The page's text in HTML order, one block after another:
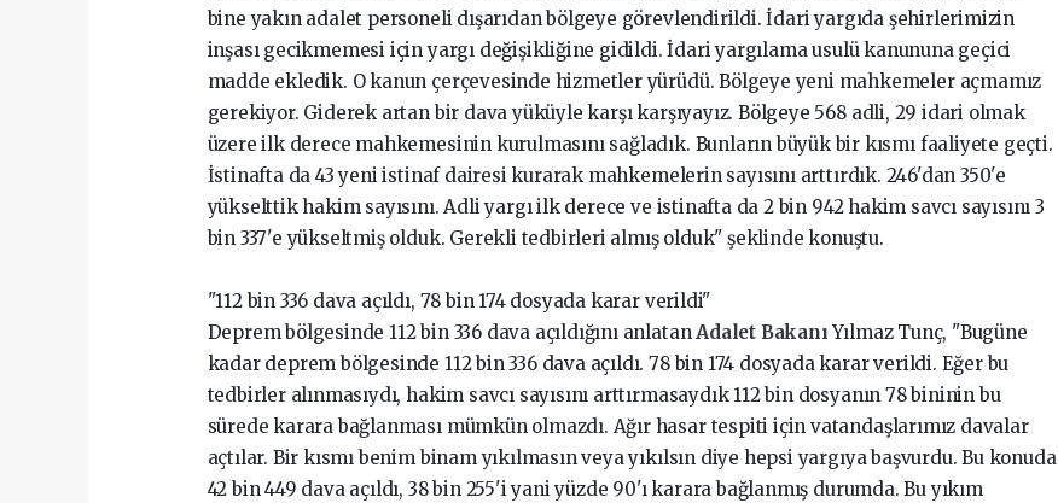
bine yakın adalet personeli dışarıdan bölgeye görevlendirildi. İdari yargıda şehirlerimizin
inşası gecikmemesi için yargı değişikliğine gidildi. İdari yargılama usulü kanununa geçici
madde ekledik. O kanun çerçevesinde hizmetler yürüdü. Bölgeye yeni mahkemeler açmamız
gerekiyor. Giderek artan bir dava yüküyle karşı karşıyayız. Bölgeye 568 adli, 29 idari olmak
üzere ilk derece mahkemesinin kurulmasını sağladık. Bunların büyük bir kısmı faaliyete geçti.
İstinafta da 43 yeni istinaf dairesi kurarak mahkemelerin sayısını arttırdık. 246'dan 350'e
yükselttik hakim sayısını. Adli yargı ilk derece ve istinafta da 2 bin 942 hakim savcı sayısını 3
bin 337'e yükseltmiş olduk. Gerekli tedbirleri almış olduk" şeklinde konuştu.
"112 bin 336 dava açıldı, 78 bin 174 dosyada karar verildi"
Deprem bölgesinde 112 bin 336 dava açıldığını anlatanAdalet BakanıYılmaz Tunç, "Bugüne
kadar deprem bölgesinde 112 bin 336 dava açıldı. 78 bin 174 dosyada karar verildi. Eğer bu
tedbirler alınmasıydı, hakim savcı sayısını arttırmasaydık 112 bin dosyanın 78 bininin bu
sürede karara bağlanması mümkün olmazdı. Ağır hasar tespiti için vatandaşlarımız davalar
açtılar. Bir kısmı benim binam yıkılmasın veya yıkılsın diye hepsi yargıya başvurdu. Bu konuda
42 bin 449 dava açıldı, 38 bin 255'i yani yüzde 90'ı karara bağlanmış durumda. Bu yıkım